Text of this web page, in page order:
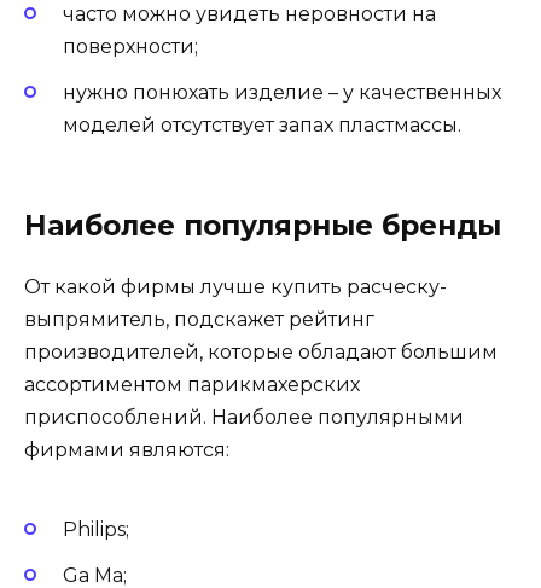
часто можно увидеть неровности на
поверхности;
нужно понюхать изделие – у качественных
моделей отсутствует запах пластмассы.
Наиболее популярные бренды
От какой фирмы лучше купить расческу-
выпрямитель, подскажет рейтинг
производителей, которые обладают большим
ассортиментом парикмахерских
приспособлений. Наиболее популярными
фирмами являются:
Philips;
Ga Ma;